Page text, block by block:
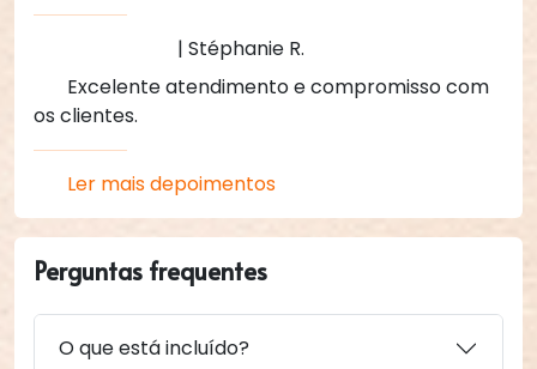
| Stéphanie R.
Excelente atendimento e compromisso com
os clientes.
Ler mais depoimentos
Perguntas frequentes
O que está incluído?